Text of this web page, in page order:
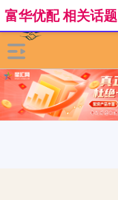
富华优配 相关话题